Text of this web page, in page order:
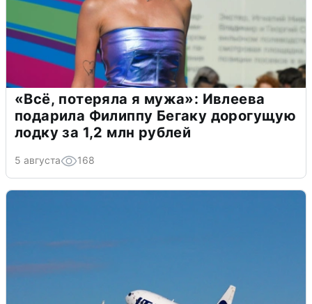
«Всё, потеряла я мужа»: Ивлеева
подарила Филиппу Бегаку дорогущую
лодку за 1,2 млн рублей
5 августа 168